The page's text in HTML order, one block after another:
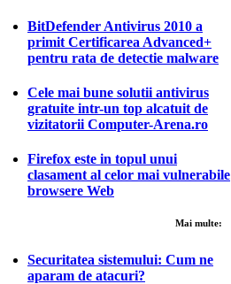
BitDefender Antivirus 2010 a
primit Certificarea Advanced+
pentru rata de detectie malware
Cele mai bune solutii antivirus
gratuite intr-un top alcatuit de
vizitatorii Computer-Arena.ro
Firefox este in topul unui
clasament al celor mai vulnerabile
browsere Web
Mai multe:
Securitatea sistemului: Cum ne
aparam de atacuri?